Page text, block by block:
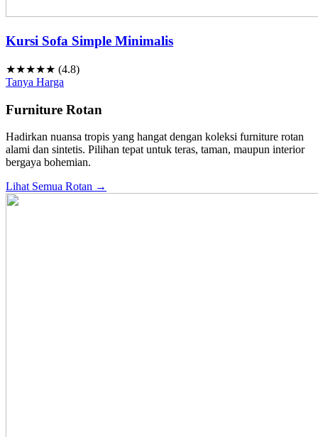
Kursi Sofa Simple Minimalis
★★★★★ (4.8)
Tanya Harga
Furniture Rotan
Hadirkan nuansa tropis yang hangat dengan koleksi furniture rotan
alami dan sintetis. Pilihan tepat untuk teras, taman, maupun interior
bergaya bohemian.
Lihat Semua Rotan →